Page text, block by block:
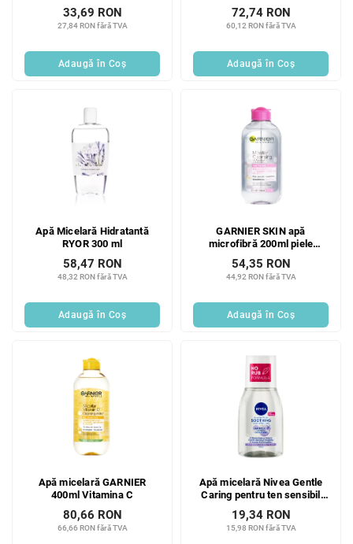
27,84 RON fără TVA
33,69 RON
Adaugă în Coş
60,12 RON fără TVA
72,74 RON
Adaugă în Coş
Apă Micelară Hidratantă
RYOR 300 ml
48,32 RON fără TVA
58,47 RON
Adaugă în Coş
GARNIER SKIN apă
microfibră 200ml piele
sensibilă
44,92 RON fără TVA
54,35 RON
Adaugă în Coş
Apă micelară GARNIER
400ml Vitamina C
66,66 RON fără TVA
80,66 RON
Apă micelară Nivea Gentle
Caring pentru ten sensibil
15,98 RON fără TVA
19,34 RON